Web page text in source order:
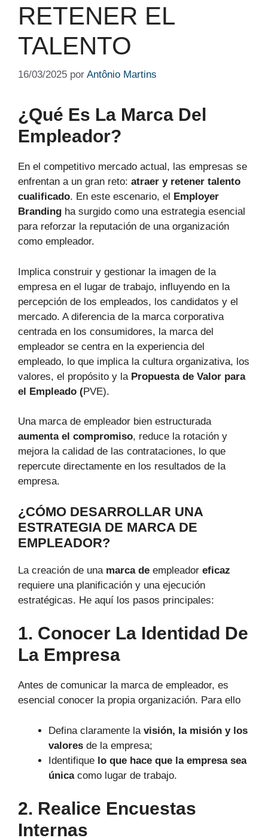
RETENER EL
TALENTO
16/03/2025 por Antônio Martins
¿Qué Es La Marca Del
Empleador?
En el competitivo mercado actual, las empresas se
enfrentan a un gran reto: atraer y retener talento
cualificado. En este escenario, el
Employer
Branding ha surgido como una estrategia esencial
para reforzar la reputación de una organización
como empleador.
Implica construir y gestionar la imagen de la
empresa en el lugar de trabajo, influyendo en la
percepción de los empleados, los candidatos y el
mercado. A diferencia de la marca corporativa
centrada en los consumidores, la marca del
empleador se centra en la experiencia del
empleado, lo que implica la cultura organizativa, los
valores, el propósito y la Propuesta de Valor para
el Empleado (PVE).
Una marca de empleador bien estructurada
aumenta el compromiso, reduce la rotación y
mejora la calidad de las contrataciones, lo que
repercute directamente en los resultados de la
empresa.
¿CÓMO DESARROLLAR UNA
ESTRATEGIA DE MARCA DE
EMPLEADOR?
La creación de una marca de empleador eficaz
requiere una planificación y una ejecución
estratégicas. He aquí los pasos principales:
1. Conocer La Identidad De
La Empresa
Antes de comunicar la marca de empleador, es
esencial conocer la propia organización. Para ello
Defina claramente la visión, la misión y los
valores de la empresa;
Identifique lo que hace que la empresa sea
únicacomo lugar de trabajo.
2. Realice Encuestas
Internas